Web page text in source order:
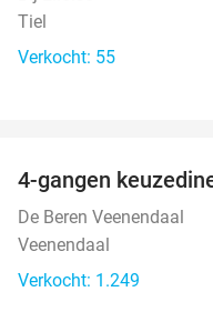
Tiel
Verkocht: 55
4-gangen
De Beren Veenendaal
Veenendaal
Verkocht: 1.249